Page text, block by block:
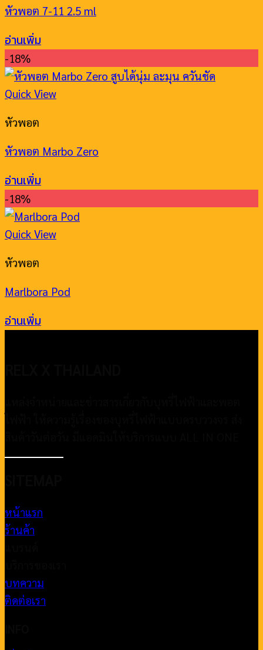
หัวพอต 7-11 2.5 ml
อ่านเพิ่ม
-18%
Quick View
หัวพอต
หัวพอต Marbo Zero
อ่านเพิ่ม
-18%
Quick View
หัวพอต
Marlbora Pod
อ่านเพิ่ม
หน้าแรก
ร้านค้า
บทความ
ติดต่อเรา